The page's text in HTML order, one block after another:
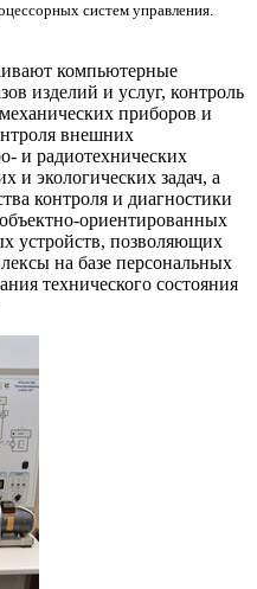
систем управления.
компьютерные
изделий и услуг, контроль
приборов и
внешних
и радиотехнических
и экологических задач, а
контроля и диагностики
ориентированных
устройств, позволяющих
на базе персональных
технического состояния